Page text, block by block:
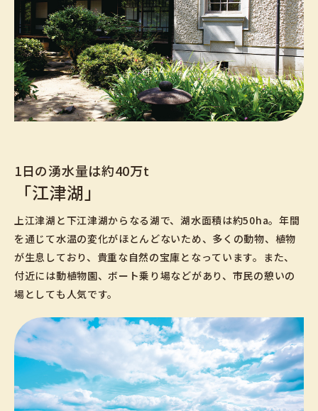
1日の湧水量は約40万t
「江津湖」
上江津湖と下江津湖からなる湖で、湖水面積は約50ha。年間
を通じて水温の変化がほとんどないため、多くの動物、植物
が生息しており、貴重な自然の宝庫となっています。また、
付近には動植物園、ボート乗り場などがあり、市民の憩いの
場としても人気です。